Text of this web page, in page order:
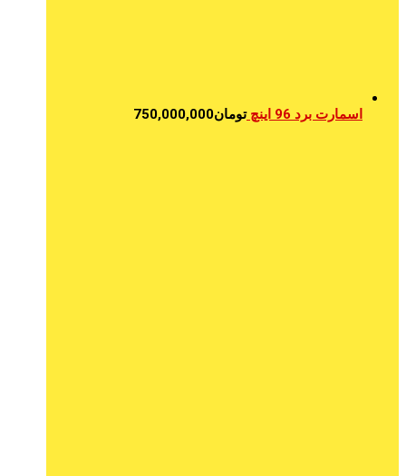
اسمارت برد 96 اینچ تومان750,000,000